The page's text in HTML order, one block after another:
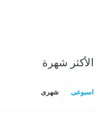
الأكثر شهرة
اسبوعى شهرى